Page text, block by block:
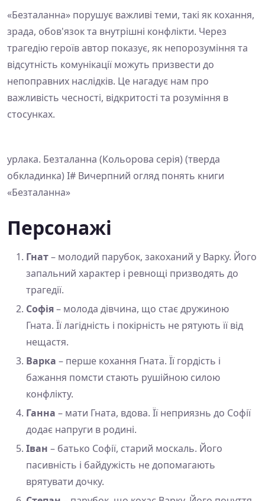
«Безталанна» порушує важливі теми, такі як кохання,
зрада, обов'язок та внутрішні конфлікти. Через
трагедію героїв автор показує, як непорозуміння та
відсутність комунікації можуть призвести до
непоправних наслідків. Це нагадує нам про
важливість чесності, відкритості та розуміння в
стосунках.
урлака. Безталанна (Кольорова серія) (тверда
обкладинка) І# Вичерпний огляд понять книги
«Безталанна»
Персонажі
Гнат– молодий парубок, закоханий у Варку. Його
запальний характер і ревнощі призводять до
трагедії.
Софія– молода дівчина, що стає дружиною
Гната. Її лагідність і покірність не рятують її від
нещастя.
Варка – перше кохання Гната. Її гордість і
бажання помсти стають рушійною силою
конфлікту.
Ганна – мати Гната, вдова. Її неприязнь до Софії
додає напруги в родині.
Іван – батько Софії, старий москаль. Його
пасивність і байдужість не допомагають
врятувати дочку.